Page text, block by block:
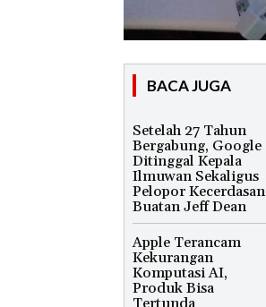
BACA JUGA
Setelah 27 Tahun
Bergabung, Google
Ditinggal Kepala
Ilmuwan Sekaligus
Pelopor Kecerdasan
Buatan Jeff Dean
Apple Terancam
Kekurangan
Komputasi AI,
Produk Bisa
Tertunda